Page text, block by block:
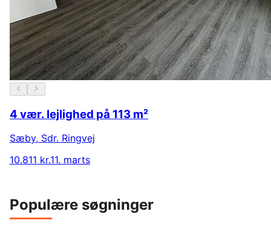
4 vær. lejlighed på 113 m²
Sæby, Sdr. Ringvej
10.811 kr.11. marts
Populære søgninger